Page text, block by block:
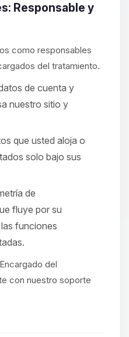
Responsable y
como responsables
del tratamiento.
de cuenta y
nuestro sitio y
que usted aloja o
solo bajo sus
de
fluye por su
funciones
del
con nuestro soporte